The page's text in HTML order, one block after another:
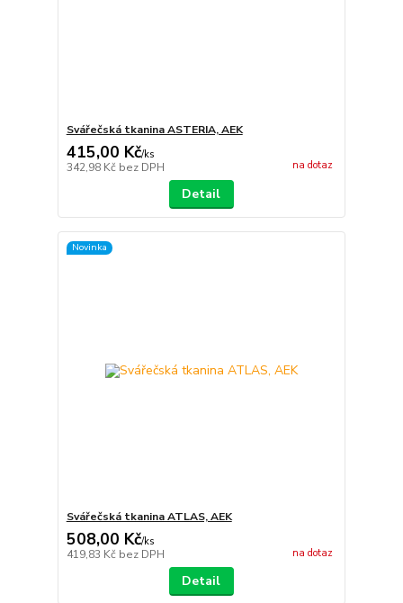
Svářečská tkanina ASTERIA, AEK
415,00 Kč/ks
342,98 Kč bez DPH na dotaz
Detail
Novinka
Svářečská tkanina ATLAS, AEK
508,00 Kč/ks
419,83 Kč bez DPH na dotaz
Detail